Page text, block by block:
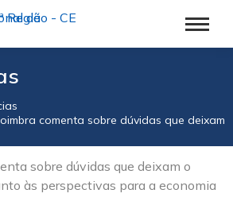
comenta sobre dúvidas que
sobre dúvidas que deixam o
às perspectivas para a economia